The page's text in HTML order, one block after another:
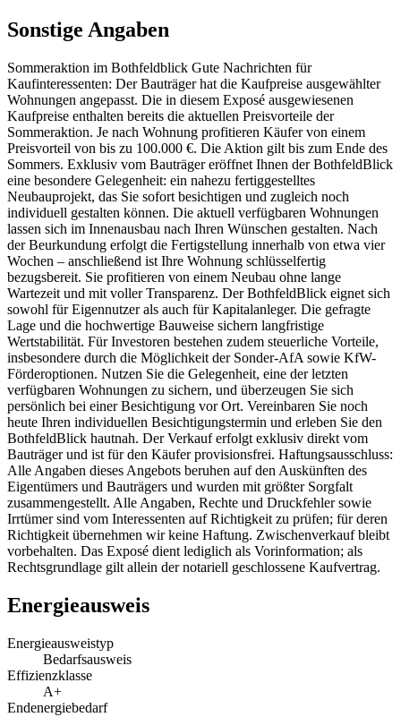
Sonstige Angaben
Sommeraktion im Bothfeldblick Gute Nachrichten für
Kaufinteressenten: Der Bauträger hat die Kaufpreise ausgewählter
Wohnungen angepasst. Die in diesem Exposé ausgewiesenen
Kaufpreise enthalten bereits die aktuellen Preisvorteile der
Sommeraktion. Je nach Wohnung profitieren Käufer von einem
Preisvorteil von bis zu 100.000 €. Die Aktion gilt bis zum Ende des
Sommers. Exklusiv vom Bauträger eröffnet Ihnen der BothfeldBlick
eine besondere Gelegenheit: ein nahezu fertiggestelltes
Neubauprojekt, das Sie sofort besichtigen und zugleich noch
individuell gestalten können. Die aktuell verfügbaren Wohnungen
lassen sich im Innenausbau nach Ihren Wünschen gestalten. Nach
der Beurkundung erfolgt die Fertigstellung innerhalb von etwa vier
Wochen – anschließend ist Ihre Wohnung schlüsselfertig
bezugsbereit. Sie profitieren von einem Neubau ohne lange
Wartezeit und mit voller Transparenz. Der BothfeldBlick eignet sich
sowohl für Eigennutzer als auch für Kapitalanleger. Die gefragte
Lage und die hochwertige Bauweise sichern langfristige
Wertstabilität. Für Investoren bestehen zudem steuerliche Vorteile,
insbesondere durch die Möglichkeit der Sonder-AfA sowie KfW-
Förderoptionen. Nutzen Sie die Gelegenheit, eine der letzten
verfügbaren Wohnungen zu sichern, und überzeugen Sie sich
persönlich bei einer Besichtigung vor Ort. Vereinbaren Sie noch
heute Ihren individuellen Besichtigungstermin und erleben Sie den
BothfeldBlick hautnah. Der Verkauf erfolgt exklusiv direkt vom
Bauträger und ist für den Käufer provisionsfrei. Haftungsausschluss:
Alle Angaben dieses Angebots beruhen auf den Auskünften des
Eigentümers und Bauträgers und wurden mit größter Sorgfalt
zusammengestellt. Alle Angaben, Rechte und Druckfehler sowie
Irrtümer sind vom Interessenten auf Richtigkeit zu prüfen; für deren
Richtigkeit übernehmen wir keine Haftung. Zwischenverkauf bleibt
vorbehalten. Das Exposé dient lediglich als Vorinformation; als
Rechtsgrundlage gilt allein der notariell geschlossene Kaufvertrag.
Energieausweis
Energieausweistyp
Bedarfsausweis
Effizienzklasse
A+
Endenergiebedarf